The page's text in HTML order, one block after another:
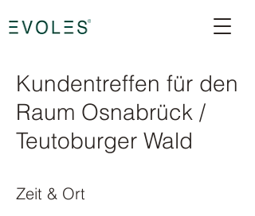
Kundentreffen für den
Raum Osnabrück /
Teutoburger Wald
Zeit & Ort